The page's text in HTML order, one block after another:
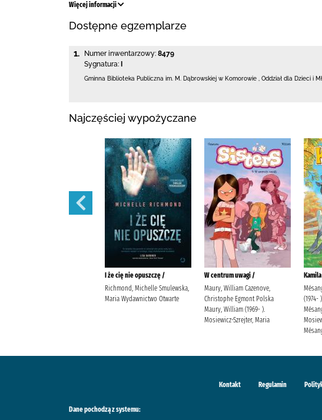
Więcej informacji
Dostępne egzemplarze
1. Numer inwentarzowy: 8479
Sygnatura:
Gminna Biblioteka Publiczna im. M. Dąbrowskiej w Komorowie Oddział dla Dzieci i
Najczęściej wypożyczane
I że cię nie opuszczę /
Richmond, Michelle Smulewska,
Maria Wydawnictwo Otwarte
W centrum uwagi /
Maury, William Cazenove,
Christophe Egmont Polska
Maury, William (1969- ).
Mosiewicz-Szrejter, Maria
(1974-
Kontakt Regulamin
Dane pochodzą z systemu: